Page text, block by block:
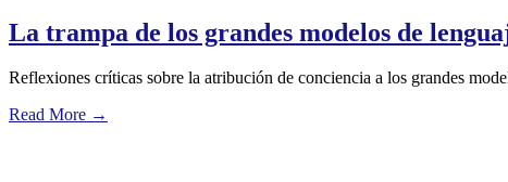
La trampa de los grandes modelos de
Reflexiones críticas sobre la atribución de conciencia a los grandes
Read More →